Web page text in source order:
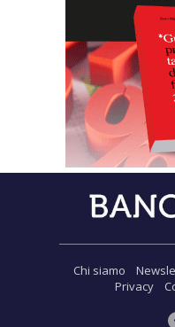
Chi siamo
Privacy